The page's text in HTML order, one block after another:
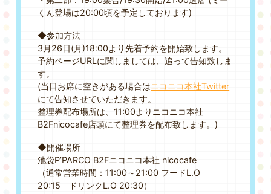
くん登場は20:00頃を予定しております)
◆参加方法
3月26日(月)18:00より先着予約を開始致します。
予約ページURLに関しましては、追って告知致しま
す。
(当日お席に空きがある場合はニコニコ本社Twitter
にて告知させていただきます。
整理券配布場所は、11:00よりニコニコ本社
B2Fnicocafe店頭にて整理券を配布致します。)
◆開催場所
池袋P’PARCO B2Fニコニコ本社 nicocafe
（通常営業時間：11:00～21:00 フードL.O
20:15 ドリンクL.O 20:30）